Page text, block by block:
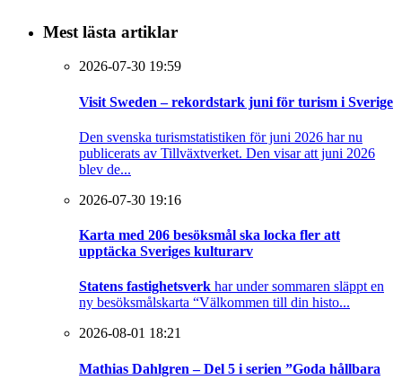
Mest lästa artiklar
2026-07-30 19:59
Visit Sweden – rekordstark juni för turism i Sverige
Den svenska turismstatistiken för juni 2026 har nu
publicerats av Tillväxtverket. Den visar att juni 2026
blev de...
2026-07-30 19:16
Karta med 206 besöksmål ska locka fler att
upptäcka Sveriges kulturarv
Statens fastighetsverk har under sommaren släppt en
ny besöksmålskarta “Välkommen till din histo...
2026-08-01 18:21
Mathias Dahlgren – Del 5 i serien ”Goda hållbara